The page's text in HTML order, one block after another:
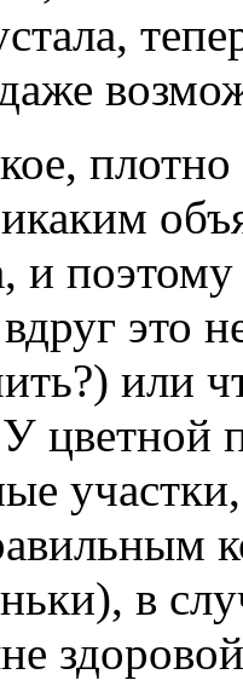
и
это
или
цветной
участки,
в